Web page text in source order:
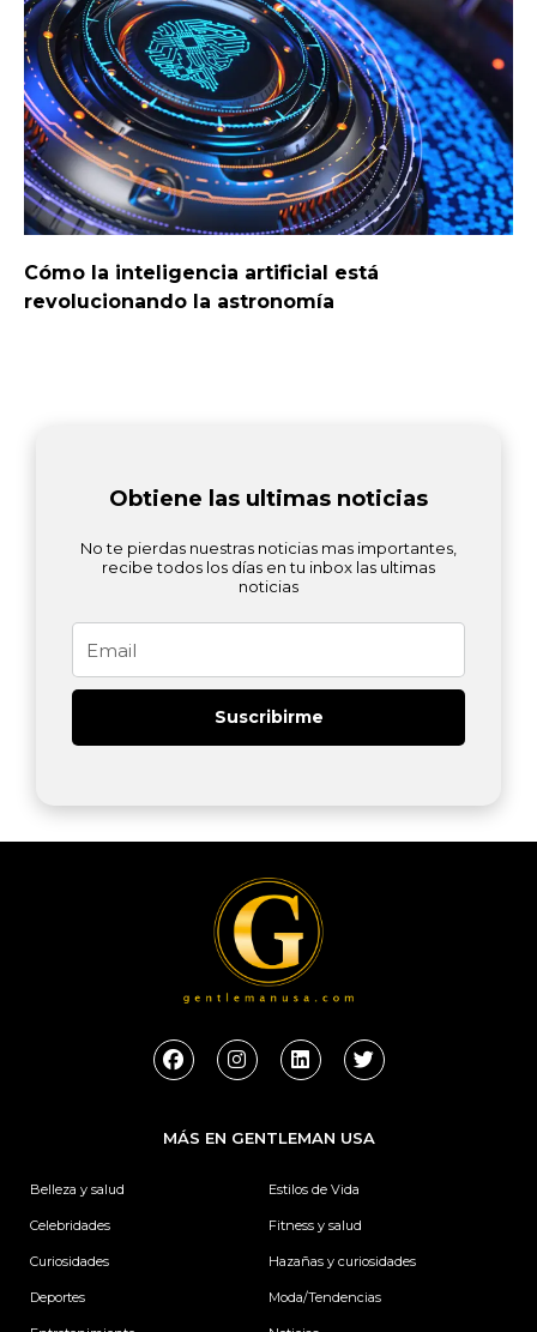
Cómo la inteligencia artificial está
revolucionando la astronomía
Obtiene las ultimas noticias
No te pierdas nuestras noticias mas importantes,
recibe todos los días en tu inbox las ultimas
noticias
Suscribirme
F
a
c
b
o
I
n
s
a
g
L
i
n
e
d
n
T
w
i
t
e
MÁS EN GENTLEMAN USA
Belleza y salud
Celebridades
Curiosidades
Deportes
Estilos de Vida
Fitness y salud
Hazañas y curiosidades
Moda/Tendencias